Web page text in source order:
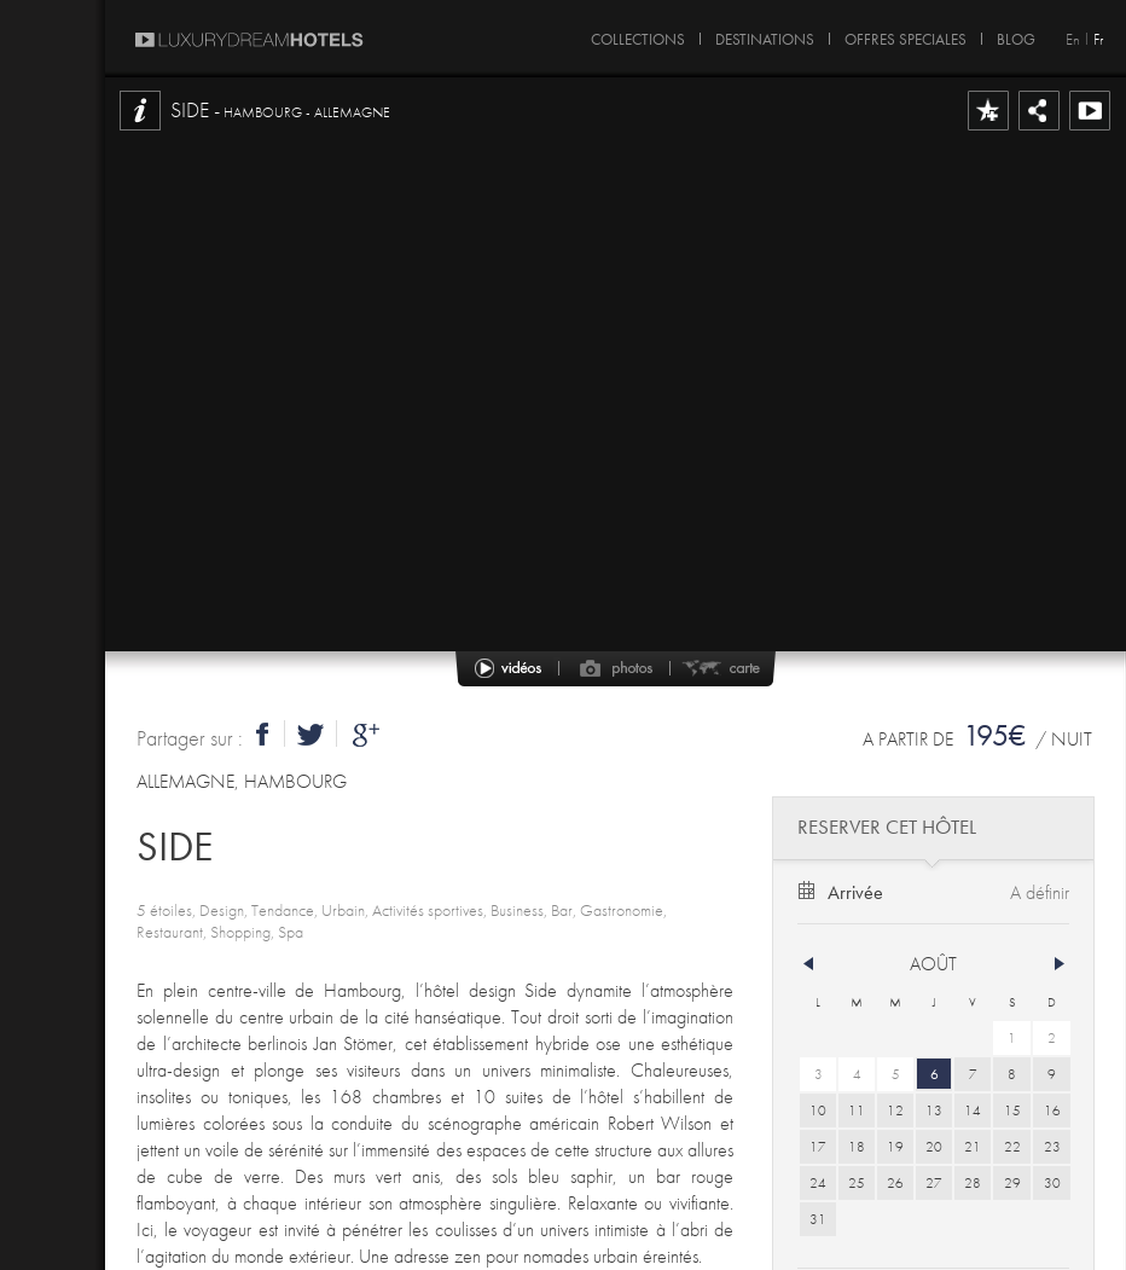
COLLECTIONS DESTINATIONS OFFRES SPECIALES BLOG En Fr
SIDE - HAMBOURG - ALLEMAGNE
A PARTIR DE 195€ / NUIT
Partager sur :
ALLEMAGNE, HAMBOURG
SIDE
5 étoiles, Design, Tendance, Urbain, Activités sportives, Business, Bar, Gastronomie,
Restaurant, Shopping, Spa
En plein centre-ville de Hambourg, l’hôtel design Side dynamite l’atmosphère
solennelle du centre urbain de la cité hanséatique. Tout droit sorti de l’imagination
de l’architecte berlinois Jan Stömer, cet établissement hybride ose une esthétique
ultra-design et plonge ses visiteurs dans un univers minimaliste. Chaleureuses,
insolites ou toniques, les 168 chambres et 10 suites de l’hôtel s’habillent de
lumières colorées sous la conduite du scénographe américain Robert Wilson et
jettent un voile de sérénité sur l’immensité des espaces de cette structure aux allures
de cube de verre. Des murs vert anis, des sols bleu saphir, un bar rouge
flamboyant, à chaque intérieur son atmosphère singulière. Relaxante ou vivifiante.
Ici, le voyageur est invité à pénétrer les coulisses d’un univers intimiste à l’abri de
l’agitation du monde extérieur. Une adresse zen pour nomades urbain éreintés.
RESERVER CET HÔTEL
Arrivée
AOÛT
L M M J V S D
1
2
3
4 5 6 7 8
9
10
11 12 13 14 15
16
17
18 19 20 21 22
23
24
25 26 27 28 29
30
31